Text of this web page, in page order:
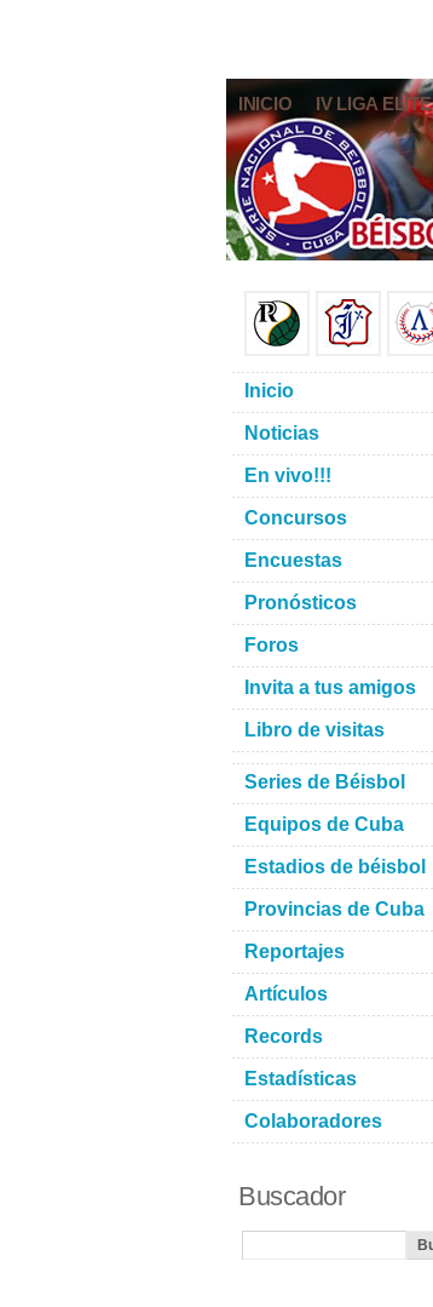
INICIO IV LIGA ELITE
Inicio
Noticias
En vivo!!!
Concursos
Encuestas
Pronósticos
Foros
Invita a tus amigos
Libro de visitas
Series de Béisbol
Equipos de Cuba
Estadios de béisbol
Provincias de Cuba
Reportajes
Artículos
Records
Estadísticas
Colaboradores
Buscador